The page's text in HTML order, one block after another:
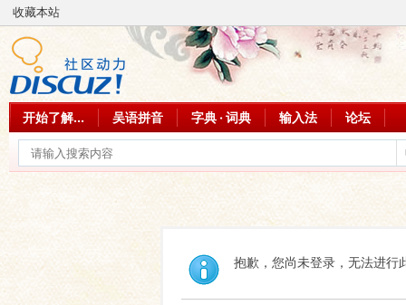
收藏本站
开始了解... 吴语拼音 字典 · 词典 输入法 论坛
抱歉，您尚未登录，无法进行